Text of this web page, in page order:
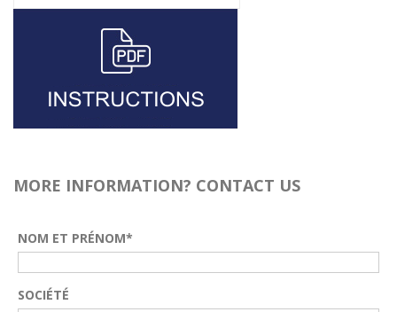
MORE INFORMATION? CONTACT US
NOM ET PRÉNOM*
SOCIÉTÉ